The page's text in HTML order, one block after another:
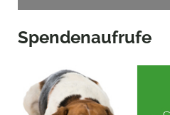
Spendenaufrufe